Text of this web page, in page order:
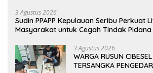
Polda Metro Jaya*
3 Agustus 2026
Sudin PPAPP Kepulauan Seribu Perkuat
Masyarakat untuk Cegah Tindak
3 Agustus 2026
WARGA RUSUN
TERSANGKA